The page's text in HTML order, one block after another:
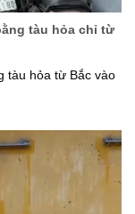
tàu hỏa chỉ từ
tàu hỏa từ Bắc vào